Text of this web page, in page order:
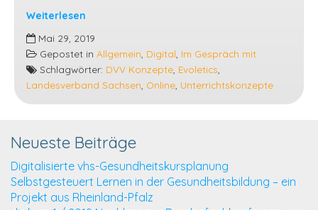
Weiterlesen
Digitalisierte
vhs-
Gesundheitskursplanung
Mai 29, 2019
Gepostet in Allgemein Digital Im Gespräch mit
Schlagwörter: DVV Konzepte Evoletics
Landesverband Sachsen Online Unterrichtskonzepte
Neueste Beiträge
Digitalisierte vhs-Gesundheitskursplanung
Selbstgesteuert Lernen in der Gesundheitsbildung – ein
Projekt aus Rheinland-Pfalz